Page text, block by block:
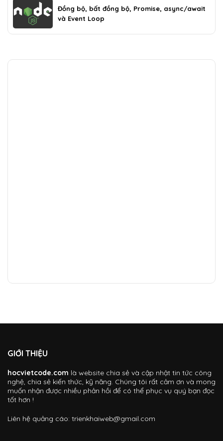
Đồng bộ, bất đồng bộ, Promise, async/await
và Event Loop
GIỚI THIỆU
hocvietcode.com là website chia sẻ và cập nhật tin tức công
nghệ, chia sẻ kiến thức, kỹ năng. Chúng tôi rất cảm ơn và mong
muốn nhận được nhiều phản hồi để có thể phục vụ quý bạn đọc
tốt hơn !
Liên hệ quảng cáo: trienkhaiweb@gmail.com